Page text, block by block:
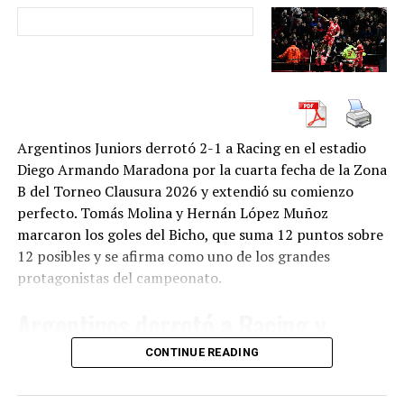
Si bien el club actualmente está caracterizado a nivel
nacional como un club de básquetbol, inicialmente el
Club Atlético Estudiantes se creó como equipo de fútbol
y luego se sumaron otras actividades: gimnasia
metodizada, pedestrismo, boxeo y lucha, en 1914; tenis
en 1915 y bochas en 1916.
Básquetbol
Los 80´s
En 1979 las obras del Maxigimnasio de Estudiantes iban
viento en popa tras el impulso que le dio Carlos Víctor
Parque Guerrero era el Mini-gimnasio, que había sido
inaugurado en 1970.
Argentinos Juniors derrotó 2-1 a Racing en el estadio
Diego Armando Maradona por la cuarta fecha de la Zona
B del Torneo Clausura 2026 y extendió su comienzo
perfecto. Tomás Molina y Hernán López Muñoz
marcaron los goles del Bicho, que suma 12 puntos sobre
12 posibles y se afirma como uno de los grandes
protagonistas del campeonato.
mantuvo su marcha perfecta
Argentinos Juniors sigue sin dejar puntos en el camino.
CONTINUE READING